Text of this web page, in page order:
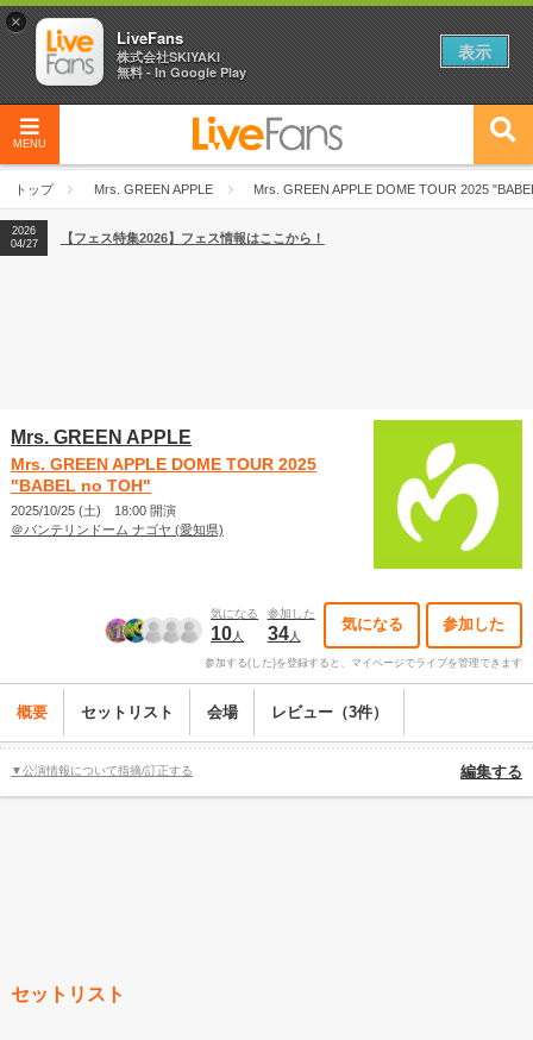
MENU
トップ Mrs. GREEN APPLE Mrs. GREEN APPLE DOME TOUR 2025
2026
04/27
2026
【ライブ動員ランキング】2026年上半期編発表！
2026
04/27
【フェス特集2026】フェス情報はここから！
Mrs. GREEN APPLE
Mrs. GREEN APPLE DOME TOUR 2025
"BABEL no TOH"
2025/10/25 (土) 18:00 開演
＠バンテリンドーム ナゴヤ (愛知県)
気になる
10人
参加した
34人
気になる 参加した
参加する(した)を登録すると、マイページでライブを管理できます
概要 セットリスト 会場 レビュー（3件）
▼公演情報について指摘/訂正する 編集する
セットリスト
×
LiveFans
株式会社SKIYAKI
無料 - In Google Play
表示